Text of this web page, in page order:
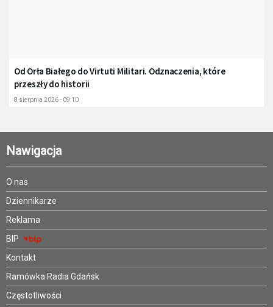
Od Orła Białego do Virtuti Militari. Odznaczenia, które
przeszły do historii
8 sierpnia 2026 - 09:10
Nawigacja
O nas
Dziennikarze
Reklama
BIP
Kontakt
Ramówka Radia Gdańsk
Częstotliwości